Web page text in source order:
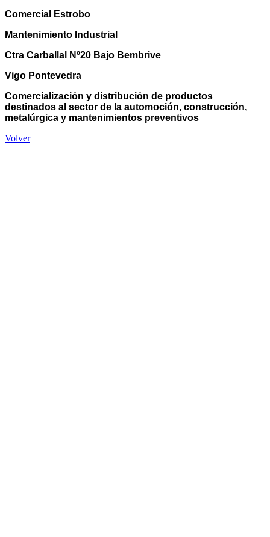
Comercial Estrobo
Mantenimiento Industrial
Ctra Carballal Nº20 Bajo Bembrive
Vigo Pontevedra
Comercialización y distribución de productos
destinados al sector de la automoción, construcción,
metalúrgica y mantenimientos preventivos
Volver